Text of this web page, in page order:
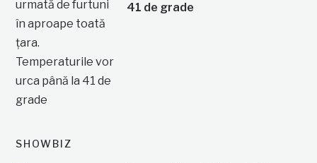
41 de grade
SHOWBIZ